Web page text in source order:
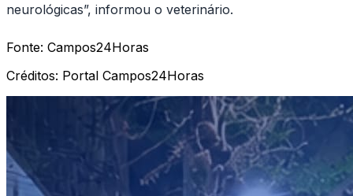
neurológicas”, informou o veterinário.
Fonte: Campos24Horas
Créditos: Portal Campos24Horas